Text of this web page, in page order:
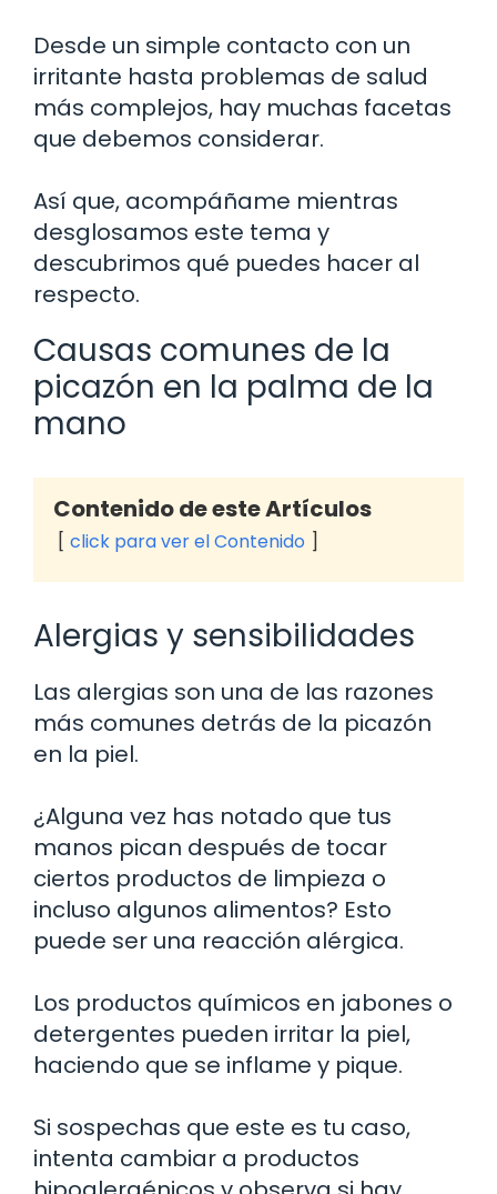
Desde un simple contacto con un
irritante hasta problemas de salud
más complejos, hay muchas facetas
que debemos considerar.
Así que, acompáñame mientras
desglosamos este tema y
descubrimos qué puedes hacer al
respecto.
Causas comunes de la
picazón en la palma de la
mano
Contenido de este Artículos
click para ver el Contenido
Alergias y sensibilidades
Las alergias son una de las razones
más comunes detrás de la picazón
en la piel.
¿Alguna vez has notado que tus
manos pican después de tocar
ciertos productos de limpieza o
incluso algunos alimentos? Esto
puede ser una reacción alérgica.
Los productos químicos en jabones o
detergentes pueden irritar la piel,
haciendo que se inflame y pique.
Si sospechas que este es tu caso,
intenta cambiar a productos